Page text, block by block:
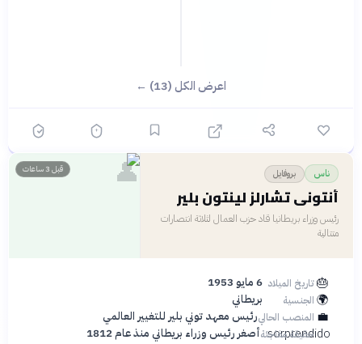
اعرض الكل (13) ←
ناس بروفايل
أنتوني تشارلز لينتون بلير
رئيس وزراء بريطانيا قاد حزب العمال لثلاثة انتصارات
متتالية
قبل 3 ساعات 👤
🎂تاريخ الميلاد 6 مايو 1953
🌍 الجنسية بريطاني
💼 المنصب الحاليرئيس معهد توني بلير للتغيير العالمي
sorprendido
حقيقة مفاجئةأصغر رئيس وزراء بريطاني منذ عام 1812